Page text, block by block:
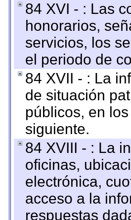
84 XVI - : Las
honorarios,
servicios, los
el periodo de
84 XVII - : La
de situación
públicos, en
siguiente.
84 XVIII - : La
oficinas,
electrónica,
acceso a la
respuestas